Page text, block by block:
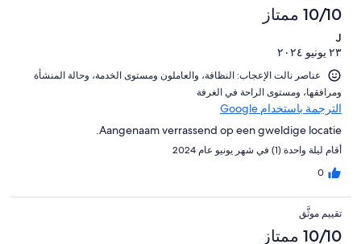
10/10 ممتاز
J
٢٣ يونيو ٢٠٢٤
عناصر نالت الإعجاب: ⁦النظافة⁩، و⁦العاملون ومستوى الخدمة⁩، و⁦حالة المنشأة
ومرافقها⁩، و⁦مستوى الراحة في الغرفة⁩
الترجمة باستخدام Google
Aangenaam verrassend op een gweldige locatie.
أقام ليلة واحدة (1) في شهر يونيو عام 2024
0
تقييم موثَّق
10/10 ممتاز